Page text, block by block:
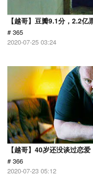
【越哥】豆瓣9.1分，2.2亿
# 365
2020-07-25 03:24
【越哥】40岁还没谈过恋
# 366
2020-07-23 05:12